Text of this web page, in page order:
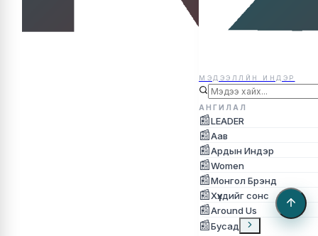
МЭДЭЭЛЛЙН ИНДЭР
АНГИЛАЛ
📰LEADER
📰Аав
📰Ардын Индэр
📰Women
📰Монгол Брэнд
📰Хүүхдийг сонс
📰Around Us
📰Бусад